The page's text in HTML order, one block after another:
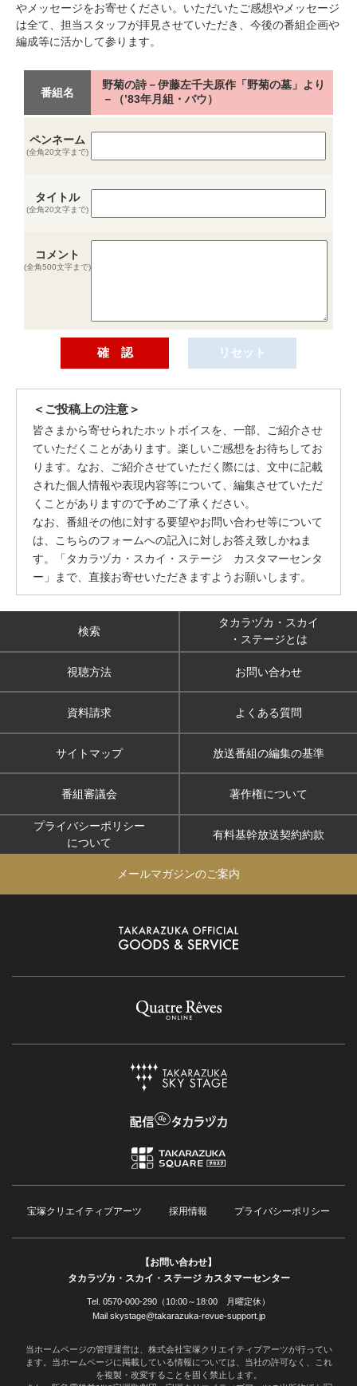
やメッセージをお寄せください。いただいたご感想やメッセージ
は全て、担当スタッフが拝見させていただき、今後の番組企画や
編成等に活かして参ります。
番組名
野菊の詩－伊藤左千夫原作「野菊の墓」より
－（’83年月組・バウ）
ペンネーム
(全角20文字まで)
タイトル
(全角20文字まで)
コメント
(全角500文字まで)
＜ご投稿上の注意＞
皆さまから寄せられたホットボイスを、一部、ご紹介させ
ていただくことがあります。楽しいご感想をお待ちしてお
ります。なお、ご紹介させていただく際には、文中に記載
された個人情報や表現内容等について、編集させていただ
くことがありますので予めご了承ください。
なお、番組その他に対する要望やお問い合わせ等について
は、こちらのフォームへの記入に対しお答え致しかねま
す。「タカラヅカ・スカイ・ステージ カスタマーセンタ
ー」まで、直接お寄せいただきますようお願いします。
検索
タカラヅカ・スカイ
・ステージとは
視聴方法 お問い合わせ
資料請求 よくある質問
サイトマップ 放送番組の編集の基準
番組審議会 著作権について
プライバシーポリシー
について
有料基幹放送契約約款
メールマガジンのご案内
宝塚クリエイティブアーツ 採用情報 プライバシーポリシー
【お問い合わせ】
タカラヅカ・スカイ・ステージ カスタマーセンター
Tel. 0570-000-290（10:00～18:00 月曜定休）
Mail skystage@takarazuka-revue-support.jp
当ホームページの管理運営は、株式会社宝塚クリエイティブアーツが行ってい
ます。当ホームページに掲載している情報については、当社の許可なく、これ
を複製・改変することを固く禁止します。